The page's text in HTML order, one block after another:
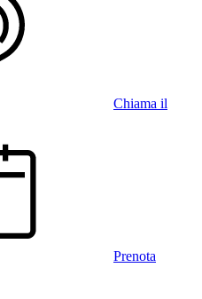
Chiama il
Prenota